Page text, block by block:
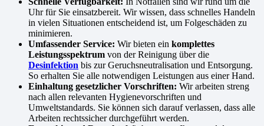
Uhr für Sie einsatzbereit. Wir wissen, dass schnelles Handeln
in vielen Situationen entscheidend ist, um Folgeschäden zu
minimieren.
Umfassender Service: Wir bieten ein komplettes
Leistungsspektrum von der Reinigung über die
Desinfektion bis zur Geruchsneutralisation und Entsorgung.
So erhalten Sie alle notwendigen Leistungen aus einer Hand.
Einhaltung gesetzlicher Vorschriften: Wir arbeiten streng
nach allen relevanten Hygienevorschriften und
Umweltstandards. Sie können sich darauf verlassen, dass alle
Arbeiten rechtssicher durchgeführt werden.